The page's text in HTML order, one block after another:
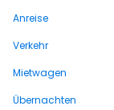
Anreise
Verkehr
Mietwagen
Übernachten